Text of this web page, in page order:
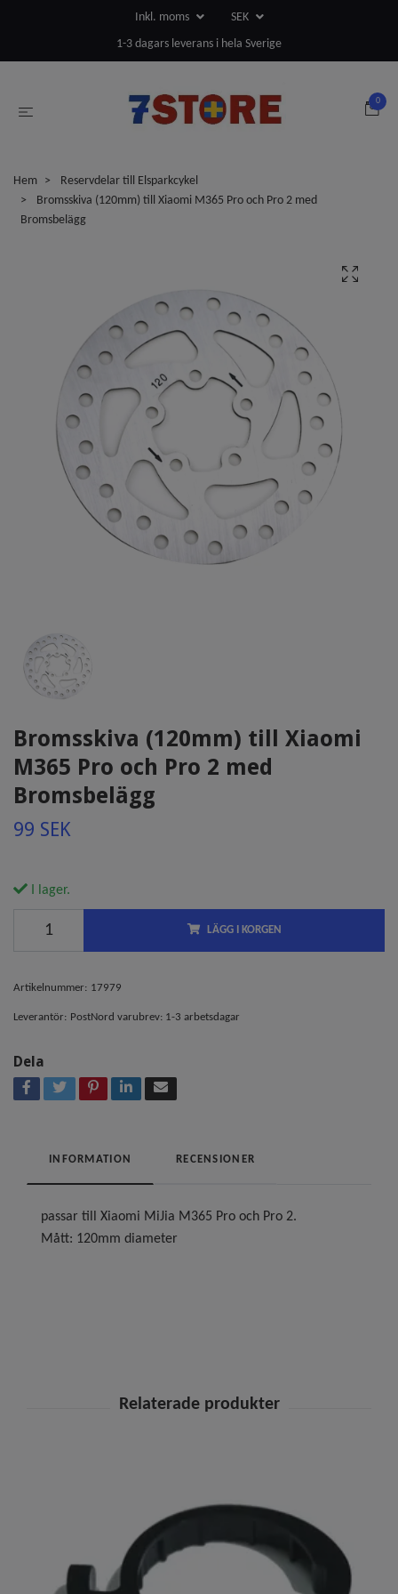
Inkl. moms
SEK
1-3 dagars leverans i hela Sverige
0
Hem
Reservdelar till Elsparkcykel
Bromsskiva (120mm) till Xiaomi M365 Pro och Pro 2 med
Bromsbelägg
Bromsskiva (120mm) till Xiaomi
M365 Pro och Pro 2 med
Bromsbelägg
99 SEK
I lager.
LÄGG I KORGEN
Artikelnummer: 17979
Leverantör: PostNord varubrev: 1-3 arbetsdagar
Dela
INFORMATION RECENSIONER
passar till Xiaomi MiJia M365 Pro och Pro 2.
Mått: 120mm diameter